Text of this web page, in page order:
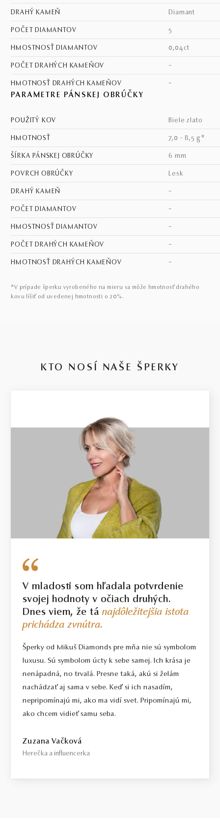
DRAHÝ KAMEŇ diamant
POČET DIAMANTOV 5
HMOSTNOSŤ DIAMANTOV 0,04ct
POČET DRAHÝCH KAMEŇOV –
HMOTNOSŤ DRAHÝCH KAMEŇOV –
PARAMETRE PÁNSKEJ OBRÚČKY
POUŽITÝ KOV biele zlato
HMOTNOSŤ 7,0 - 8,5 g*
ŠÍRKA PÁNSKEJ OBRÚČKY 6 mm
POVRCH OBRÚČKY lesk
DRAHÝ KAMEŇ –
POČET DIAMANTOV –
HMOSTNOSŤ DIAMANTOV –
POČET DRAHÝCH KAMEŇOV –
HMOTNOSŤ DRAHÝCH KAMEŇOV –
*V prípade šperku vyrobeného na mieru sa môže hmotnosť drahého
kovu líšiť od uvedenej hmotnosti o 20%.
KTO NOSÍ NAŠE ŠPERKY
V mladosti som hľadala potvrdenie
svojej hodnoty v očiach druhých.
Dnes viem, že tánajdôležitejšia istota
prichádza zvnútra.
Šperky od Mikuš Diamonds pre mňa nie sú symbolom
luxusu. Sú symbolom úcty k sebe samej. Ich krása je
nenápadná, no trvalá. Presne taká, akú si želám
nachádzať aj sama v sebe. Keď si ich nasadím,
nepripomínajú mi, ako ma vidí svet. Pripomínajú mi,
ako chcem vidieť samu seba.
Zuzana Vačková
Herečka a influencerka